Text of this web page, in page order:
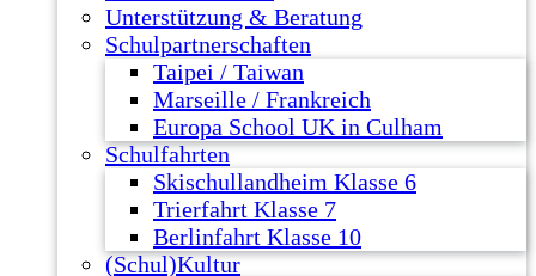
Unterstützung & Beratung
Schulpartnerschaften
Taipei / Taiwan
Marseille / Frankreich
Europa School UK in Culham
Schulfahrten
Skischullandheim Klasse 6
Trierfahrt Klasse 7
Berlinfahrt Klasse 10
(Schul)Kultur